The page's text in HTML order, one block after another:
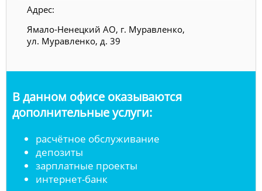
Адрес:
Ямало-Ненецкий АО, г. Муравленко,
ул. Муравленко, д. 39
В данном офисе оказываются
дополнительные услуги:
расчётное обслуживание
депозиты
зарплатные проекты
интернет-банк